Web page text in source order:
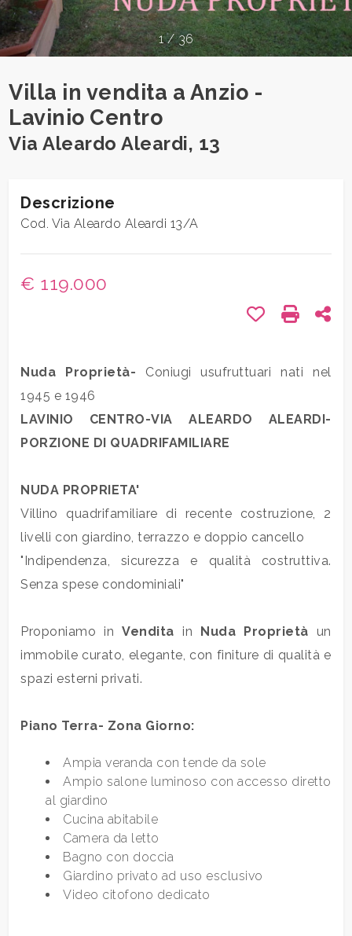
1 / 36
Villa in vendita a Anzio -
Lavinio Centro
Via Aleardo Aleardi, 13
Descrizione
Cod. Via Aleardo Aleardi 13/A
€ 119.000
Stampa:
Preferiti: Cod.
Nuda Proprietà- Coniugi usufruttuari nati nel
1945 e 1946
LAVINIO CENTRO-VIA ALEARDO ALEARDI-
PORZIONE DI QUADRIFAMILIARE
NUDA PROPRIETA'
Villino quadrifamiliare di recente costruzione, 2
livelli con giardino, terrazzo e doppio cancello
"Indipendenza, sicurezza e qualità costruttiva.
Senza spese condominiali"
Proponiamo inVendita in Nuda Proprietà un
immobile curato, elegante, con finiture di qualità e
spazi esterni privati.
Piano Terra- Zona Giorno:
Ampia veranda con tende da sole
Ampio salone luminoso con accesso diretto
al giardino
Cucina abitabile
Camera da letto
Bagno con doccia
Giardino privato ad uso esclusivo
Video citofono dedicato
Comune
-
multiscelta
Totale
mq
Locali